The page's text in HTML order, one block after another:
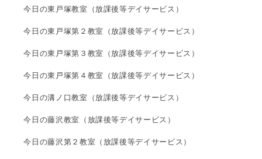
今日の東戸塚教室（放課後等デイサービス）
今日の東戸塚第２教室（放課後等デイサービス）
今日の東戸塚第３教室（放課後等デイサービス）
今日の東戸塚第４教室（放課後等デイサービス）
今日の溝ノ口教室（放課後等デイサービス）
今日の藤沢教室（放課後等デイサービス）
今日の藤沢第２教室（放課後等デイサービス）